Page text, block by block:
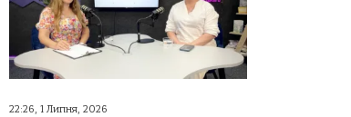
22:26, 1 Липня, 2026